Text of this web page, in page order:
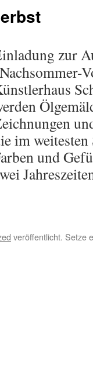
nladung zur
im
und
veröffentlicht. Setze